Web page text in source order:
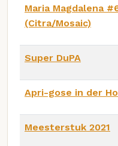
Maria Magdalena
(Citra/Mosaic)
Super DuPA
Apri-gose in der
Meesterstuk 2021